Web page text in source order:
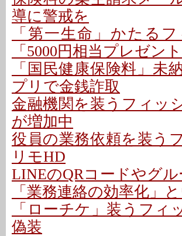
導に警戒を
「第一生命」かたる
「5000円相当プレゼン
「国民健康保険料」未
プリで金銭詐取
金融機関を装うフィッ
が増加中
役員の業務依頼を装う
リモHD
LINEのQRコードやグ
「業務連絡の効率化」
「ローチケ」装うフィ
偽装